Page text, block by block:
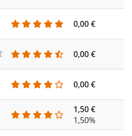
0,00 €
0,00 €
0,00 €
1,50 €
1,50%